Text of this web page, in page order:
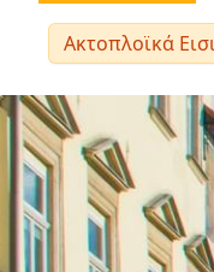
Ακτοπλοϊκά